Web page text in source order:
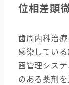
位相差顕
歯周内科治
感染してい
画管理シス
のある薬剤